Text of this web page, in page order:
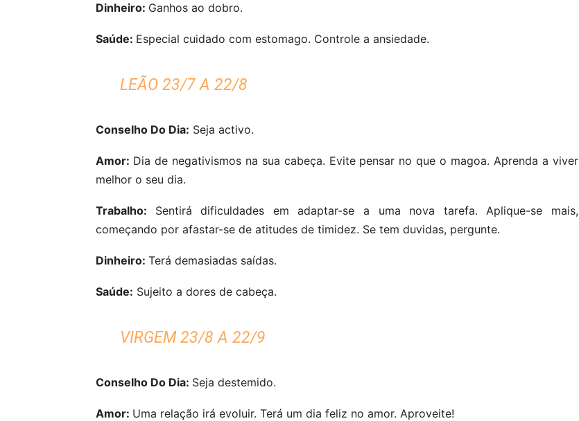
Dinheiro: Ganhos ao dobro.
Saúde: Especial cuidado com estomago. Controle a ansiedade.
LEÃO 23/7 A 22/8
Conselho Do Dia: Seja activo.
Amor: Dia de negativismos na sua cabeça. Evite pensar no que o magoa. Aprenda a viver
melhor o seu dia.
Trabalho: Sentirá dificuldades em adaptar-se a uma nova tarefa. Aplique-se mais,
começando por afastar-se de atitudes de timidez. Se tem duvidas, pergunte.
Dinheiro: Terá demasiadas saídas.
Saúde: Sujeito a dores de cabeça.
VIRGEM 23/8 A 22/9
Conselho Do Dia: Seja destemido.
Amor: Uma relação irá evoluir. Terá um dia feliz no amor. Aproveite!